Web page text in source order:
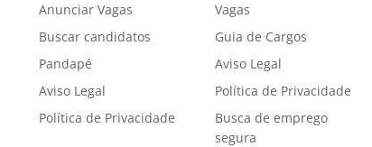
Anunciar Vagas
Buscar candidatos
Pandapé
Aviso Legal
Política de Privacidade
Vagas
Guia de Cargos
Aviso Legal
Política de Privacidade
Busca de emprego
segura